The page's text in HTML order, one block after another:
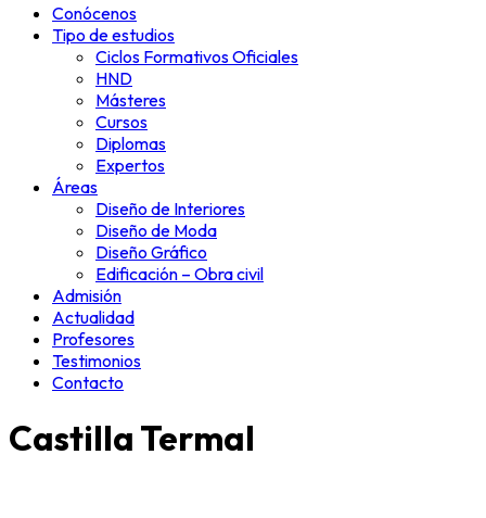
Conócenos
Tipo de estudios
Ciclos Formativos Oficiales
HND
Másteres
Cursos
Diplomas
Expertos
Áreas
Diseño de Interiores
Diseño de Moda
Diseño Gráfico
Edificación – Obra civil
Admisión
Actualidad
Profesores
Testimonios
Contacto
Castilla Termal